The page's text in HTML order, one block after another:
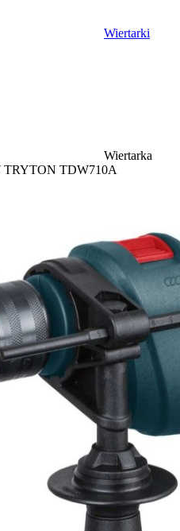
Wiertarki
Wiertarka
TRYTON TDW710A